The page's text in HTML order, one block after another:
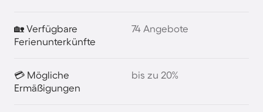
🏡 Verfügbare
Ferienunterkünfte
74 Angebote
💳 Mögliche
Ermäßigungen
bis zu 20%